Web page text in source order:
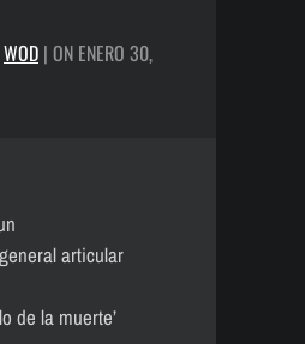
WOD | ON ENERO 30,
articular
de la muerte’